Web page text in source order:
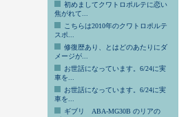
初めましてクワトロポルテに恋い
焦がれて...
こちらは2010年のクワトロポルテ
スポ...
修復歴あり、とはどのあたりにダ
メージが...
お世話になっています。6/24に実
車を...
お世話になっています。6/24に実
車を...
ギブリ ABA-MG30B のリアの